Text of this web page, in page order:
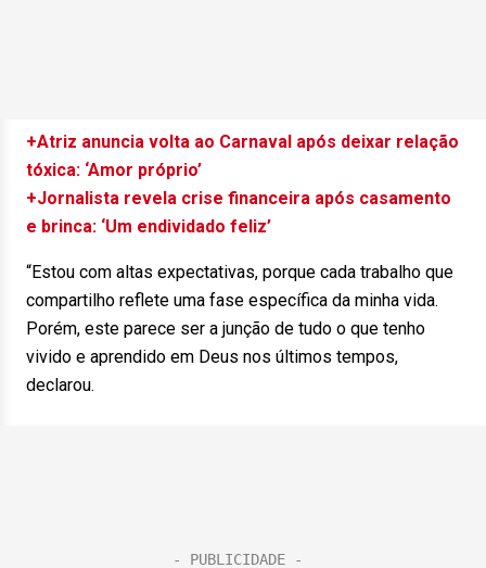
+Atriz anuncia volta ao Carnaval após deixar relação
tóxica: ‘Amor próprio’
+Jornalista revela crise financeira após casamento
e brinca: ‘Um endividado feliz’
“Estou com altas expectativas, porque cada trabalho que
compartilho reflete uma fase específica da minha vida.
Porém, este parece ser a junção de tudo o que tenho
vivido e aprendido em Deus nos últimos tempos,
declarou.